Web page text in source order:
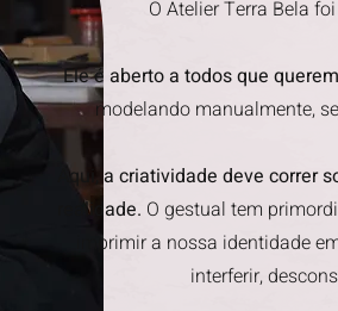
O Atelier Terra Bela
Ele é aberto a todos que
modelando manualmente,
Aqui, a criatividade deve correr
realidade. O gestual tem
imprimir a nossa identidade
interferir,